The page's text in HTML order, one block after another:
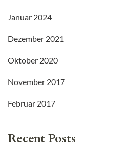
Januar 2024
Dezember 2021
Oktober 2020
November 2017
Februar 2017
Recent Posts